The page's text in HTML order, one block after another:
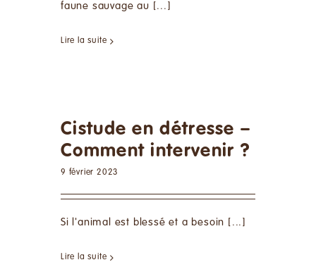
faune sauvage au [...]
Lire la suite
Cistude en détresse –
Comment intervenir ?
9 février 2023
Si l'animal est blessé et a besoin [...]
Lire la suite